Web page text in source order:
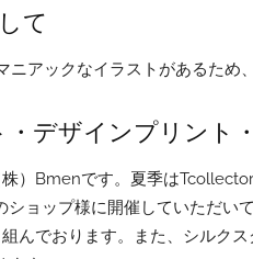
て
アックなイラストがあるた
デザインプリント
）Bmenです。夏季は
ショップ様に開催していただ
んでおります。また、シルク